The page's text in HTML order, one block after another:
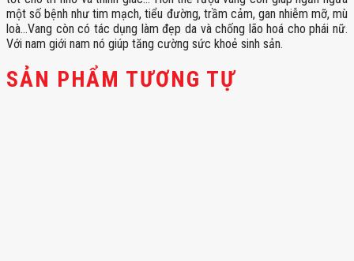
một số bệnh như tim mạch, tiểu đường, trầm cảm, gan nhiễm mỡ, mù
loà…Vang còn có tác dụng làm đẹp da và chống lão hoá cho phái nữ.
Với nam giới nam nó giúp tăng cường sức khoẻ sinh sản.
SẢN PHẨM TƯƠNG TỰ